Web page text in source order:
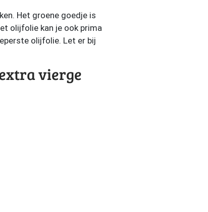
Het groene goedje is
olijfolie kan je ook prima
olijfolie. Let er bij
vierge